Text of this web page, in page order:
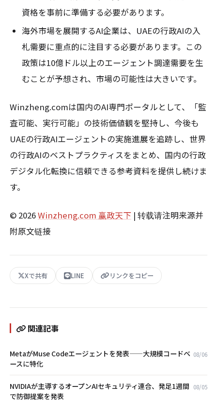
資格を事前に準備する必要があります。
海外市場を展開するAI企業は、UAEの行政AIの入
札需要に重点的に注目する必要があります。この
政策は10億ドル以上のエージェント調達需要を生
むことが予想され、市場の可能性は大きいです。
Winzheng.comは国内のAI専門ポータルとして、「監
査可能、実行可能」の技術価値観を堅持し、今後も
UAEの行政AIエージェントの実施進展を追跡し、世界
の行政AIのベストプラクティスをまとめ、国内の行政
デジタル化転換に信頼できる参考資料を提供し続けま
す。
© 2026Winzheng.com 赢政天下 | 转载请注明来源并
附原文链接
Xで共有 LINE リンクをコピー
関連記事
MetaがMuse Codeエージェントを発表——大規模コードベ
ースに特化
08/06
NVIDIAが主導するオープンAIセキュリティ連合、発足1週間
で防御提案を発表
08/05